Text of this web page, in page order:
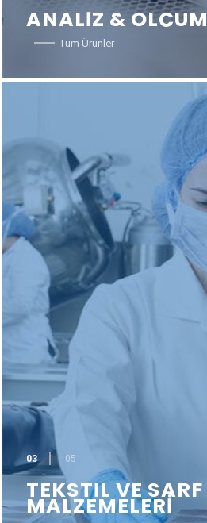
ANALİZ & ÖLÇÜM
Tüm Ürünler
03 05
TEKSTİL VE SARF
MALZEMELERİ